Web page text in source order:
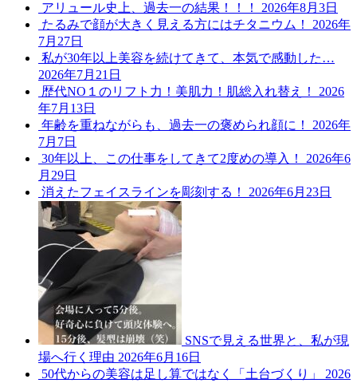
アリュール史上、過去一の結果！！！
2026年8月3日
たるみで顔が大きく見える方にはチタニウム！
2026年
7月27日
私が30年以上美容を続けてきて、本気で感動した…
2026年7月21日
歴代NO１のリフト力！美肌力！肌総入れ替え！
2026
年7月13日
年齢を重ねながらも、過去一の褒められ顔に！
2026年
7月7日
30年以上、この仕事をしてきて2度めの導入！
2026年6
月29日
消えたフェイスラインを彫刻する！
2026年6月23日
SNSで見える世界と、私が現
場へ行く理由 2026年6月16日
50代からの美容は足し算ではなく「土台づくり」
2026